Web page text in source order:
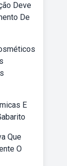
Deve
De
E
Que
O